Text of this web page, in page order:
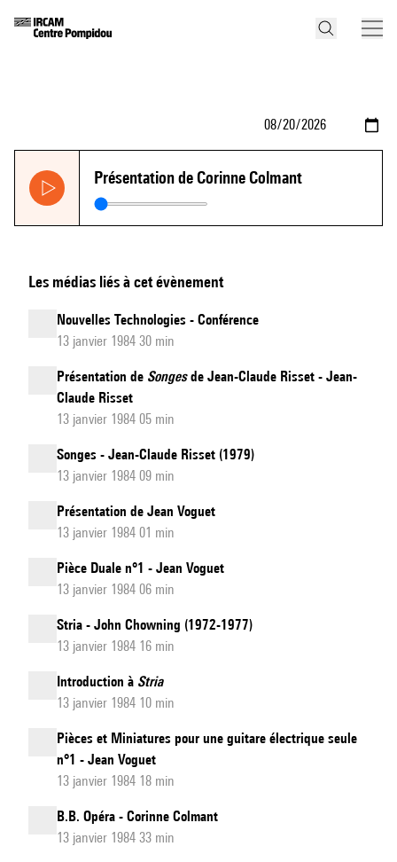
Présentation de Corinne Colmant
Les médias liés à cet évènement
Nouvelles Technologies - Conférence
13 janvier 1984 30 min
Présentation de Songesde Jean-Claude Risset - Jean-
Claude Risset
13 janvier 1984 05 min
Songes - Jean-Claude Risset (1979)
13 janvier 1984 09 min
Présentation de Jean Voguet
13 janvier 1984 01 min
Pièce Duale n°1 - Jean Voguet
13 janvier 1984 06 min
Stria - John Chowning (1972-1977)
13 janvier 1984 16 min
Introduction à Stria
13 janvier 1984 10 min
Pièces et Miniatures pour une guitare électrique seule
n°1 - Jean Voguet
13 janvier 1984 18 min
B.B. Opéra - Corinne Colmant
13 janvier 1984 33 min